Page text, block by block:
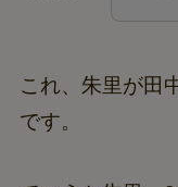
これ、朱里が田
です。